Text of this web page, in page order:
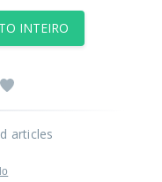
INTEIRO
articles